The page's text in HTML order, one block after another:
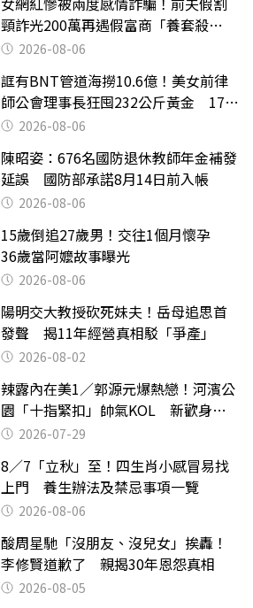
頸詐光200萬再遇假富商「養套殺
2000萬」
2026-08-06
誆有BNT管道海撈10.6億！美女前律
師公會理事長狂囤232公斤黃金 17人
遭起訴
2026-08-06
陳昭姿：676名國防退休教師年金補發
延誤 國防部承諾8月14日前入帳
2026-08-06
15歲倒追27歲男！交往1個月懷孕
36歲當阿嬤故事曝光
2026-08-06
陽明交大教授砍死妹夫！岳母追思首
發聲 揭11年經營真相駁「爭產」
2026-08-02
辣露內在美1／郭源元爆熱戀！河濱公
園「十指緊扣」帥氣KOL 新歡身份
曝光2026-07-29
8／7「立秋」至！四生肖小感冒易找
上門 養生辦法及禁忌事項一覽
2026-08-06
酸周星馳「沒朋友、沒兒女」挨轟！
李修賢道歉了 親揭30年恩怨真相
2026-08-05